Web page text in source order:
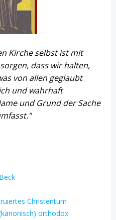
Kirche selbst ist mit
dass wir halten,
von allen geglaubt
und wahrhaft
und Grund der Sache
Christentum
orthodox